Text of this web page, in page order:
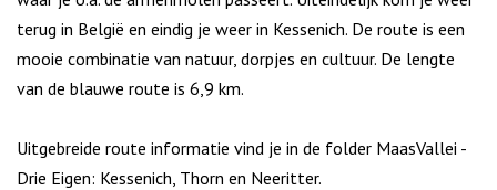
terug in België en eindig je weer in Kessenich. De route is een
mooie combinatie van natuur, dorpjes en cultuur. De lengte
van de blauwe route is 6,9 km.
Uitgebreide route informatie vind je in de folder MaasVallei -
Drie Eigen: Kessenich, Thorn en Neeritter.